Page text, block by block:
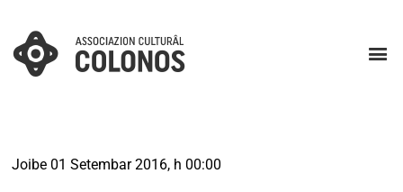
Joibe 01 Setembar 2016, h 00:00